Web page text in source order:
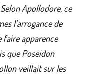
Apollodore, ce
l’arrogance de
faire apparence
que Poséidon
veillait sur les